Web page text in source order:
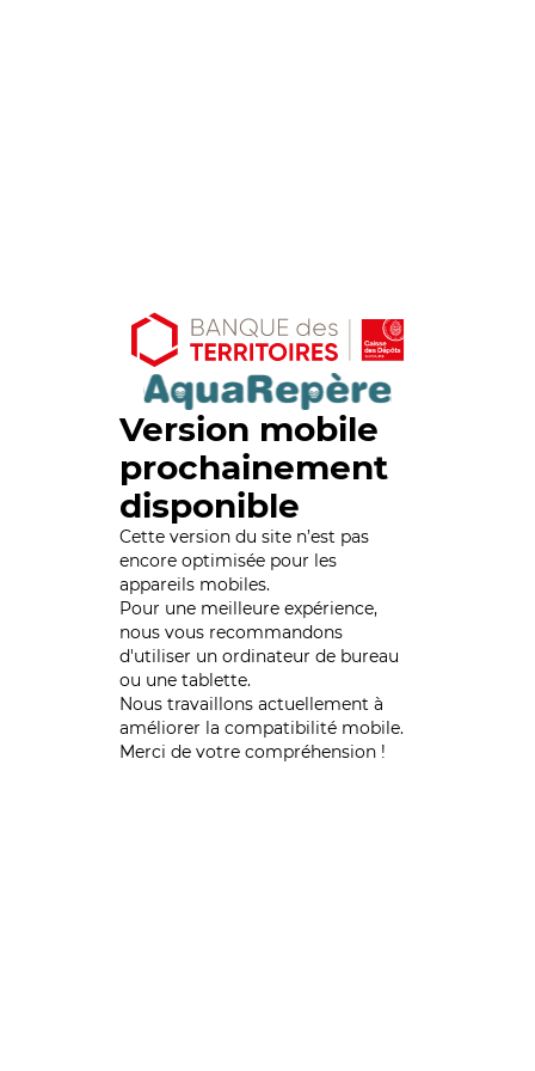
Version mobile
prochainement
disponible
Cette version du site n’est pas
encore optimisée pour les
appareils mobiles.
Pour une meilleure expérience,
nous vous recommandons
d'utiliser un ordinateur de bureau
ou une tablette.
Nous travaillons actuellement à
améliorer la compatibilité mobile.
Merci de votre compréhension !